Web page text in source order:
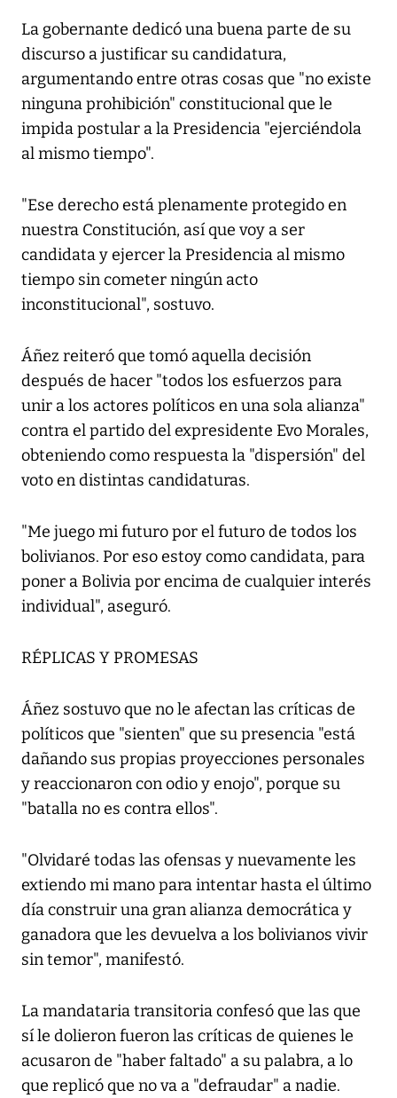
La gobernante dedicó una buena parte de su
discurso a justificar su candidatura,
argumentando entre otras cosas que "no existe
ninguna prohibición" constitucional que le
impida postular a la Presidencia "ejerciéndola
al mismo tiempo".
"Ese derecho está plenamente protegido en
nuestra Constitución, así que voy a ser
candidata y ejercer la Presidencia al mismo
tiempo sin cometer ningún acto
inconstitucional", sostuvo.
Áñez reiteró que tomó aquella decisión
después de hacer "todos los esfuerzos para
unir a los actores políticos en una sola alianza"
contra el partido del expresidente Evo Morales,
obteniendo como respuesta la "dispersión" del
voto en distintas candidaturas.
"Me juego mi futuro por el futuro de todos los
bolivianos. Por eso estoy como candidata, para
poner a Bolivia por encima de cualquier interés
individual", aseguró.
RÉPLICAS Y PROMESAS
Áñez sostuvo que no le afectan las críticas de
políticos que "sienten" que su presencia "está
dañando sus propias proyecciones personales
y reaccionaron con odio y enojo", porque su
"batalla no es contra ellos".
"Olvidaré todas las ofensas y nuevamente les
extiendo mi mano para intentar hasta el último
día construir una gran alianza democrática y
ganadora que les devuelva a los bolivianos vivir
sin temor", manifestó.
La mandataria transitoria confesó que las que
sí le dolieron fueron las críticas de quienes le
acusaron de "haber faltado" a su palabra, a lo
que replicó que no va a "defraudar" a nadie.